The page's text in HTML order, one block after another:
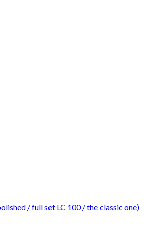
/ full set LC 100 / the classic one)